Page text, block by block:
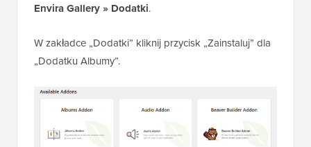
Envira Gallery » Dodatki.
W zakładce „Dodatki” kliknij przycisk „Zainstaluj” dla
„Dodatku Albumy”.